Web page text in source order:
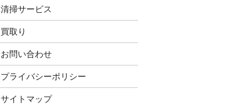
清掃サービス
買取り
お問い合わせ
プライバシーポリシー
サイトマップ